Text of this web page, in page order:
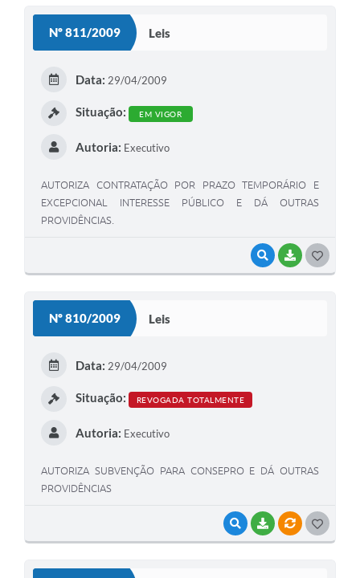
Nº 811/2009 Leis
VISUALIZAR
BAIXAR
Data: 29/04/2009
Situação: EM VIGOR
Autoria: Executivo
AUTORIZA CONTRATAÇÃO POR PRAZO TEMPORÁRIO E
EXCEPCIONAL INTERESSE PÚBLICO E DÁ OUTRAS
PROVIDÊNCIAS.
Nº 810/2009 Leis
VISUALIZAR
BAIXARVÍNCULOS
Data: 29/04/2009
Situação: REVOGADA TOTALMENTE
Autoria: Executivo
AUTORIZA SUBVENÇÃO PARA CONSEPRO E DÁ OUTRAS
PROVIDÊNCIAS